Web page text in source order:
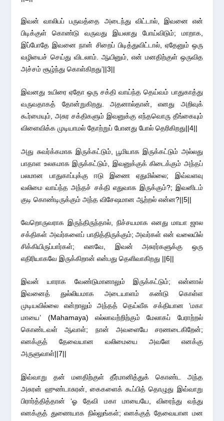
இவன் வாலிபப் பருவத்தை அடைந்து விட்டால், இவனை என்
பிடிக்குள் கொண்டு வருவது இயலாது போய்விடும்; மாறாக,
இப்போதே இவனை நான் சிறைப் பிடித்துவிட்டால், ஏதேனும் ஒரு
வழியைச் செய்து விடலாம். ஆயினும், என் மனதிற்குள் ஒருவித
அச்சம் சூழ்ந்து கொள்கிறது’||3||
இவனது உயிரை ஏதோ ஒரு சக்தி வாய்ந்த தெய்வம் பாதுகாத்து
வருவதாகத் தோன்றுகிறது. அதனால்தான், எனது அறிவுக்
கூர்மையும், அசுர சக்திகளும் இவனுக்கு எந்தவொரு தீங்கையும்
விளைவிக்க முடியாமல் தோற்றுப் போனது போல் தெரிகிறது||4||
அது சுவர்க்கமாக இருக்கட்டும், பூமியாக இருக்கட்டும் அல்லது
பாதாள உலகமாக இருக்கட்டும், இவனுக்குக் கிடைக்கும் அந்தப்
பலமான பாதுகாப்புக்கு ஈடு இணை ஏதுமில்லை; இவ்வளவு
வலிமை வாய்ந்த அந்தச் சக்தி எதுவாக இருக்கும்?; இவனிடம்
குடி கொண்டிருக்கும் அந்த விசேஷமான ஆற்றல் என்ன?||5||
வேறொருவராக இருந்திருந்தால், நிச்சயமாக எனது மாயா ஜால
சக்திகள் அவர்களைப் பாதித்திருக்கும்; அவர்கள் என் வலையில்
சிக்கியிருப்பார்கள்; எனவே, இவன் அசுரர்களுக்கு ஒரு
எதிரியாகவே இருக்கிறான் என்பது தெளிவாகிறது ||6||
இவன் யாராக வேண்டுமானாலும் இருக்கட்டும்; என்னால்
இவனைத் துல்லியமாக அடையாளம் கண்டு கொள்ள
முடியவில்லை என்றாலும் அந்தத் தெய்வீக சக்தியான ‘மகா
மாயை’ (Mahamaya) எல்லாவற்றிற்கும் மேலாகப் பேராற்றல்
கொண்டவள் ஆவாள்; நான் அவளையே சரணடைகிறேன்;
எனக்குத் தேவையான வலிமையை அவளே எனக்கு
அருளுவாள்||7||
இவ்வாறு தன் மனதிற்குள் தீர்மானித்துக் கொண்ட அந்த
அசுரன் ஹுண்டாசுரன், கைகளைக் கூப்பித் தொழுது இவ்வாறு
பிரார்த்தித்தான் ‘ஓ தேவி மகா மாயையே, விரைந்து வந்து
எனக்குத் துணையாக நில்லுங்கள்; எனக்குத் தேவையான மன